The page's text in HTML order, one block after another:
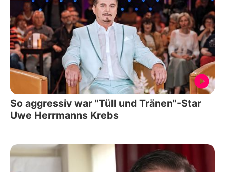
So aggressiv war "Tüll und Tränen"-Star
Uwe Herrmanns Krebs